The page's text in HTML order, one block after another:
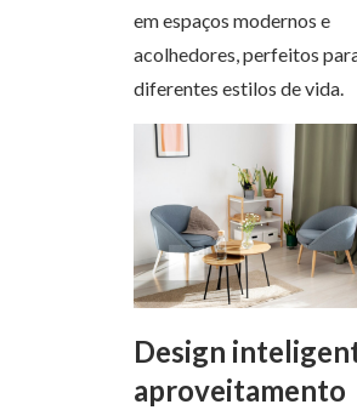
em espaços modernos e
acolhedores, perfeitos
diferentes estilos de vida.
Design
aproveitamento